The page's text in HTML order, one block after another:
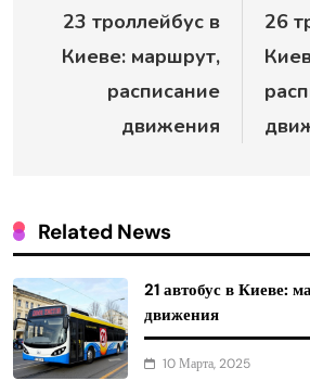
по
записям
23 троллейбус в
Киеве: маршрут,
расписание
движения
26
Related News
21 автобус в Киеве:
движения
10 Марта, 2025